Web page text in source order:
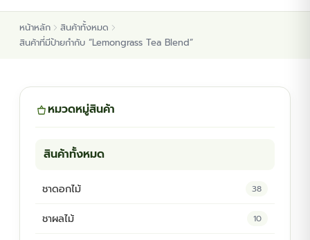
ต้นพันธุ์ไม้ป่า
ไม้ดอกไม้ประดับ
หน้าหลัก
สินค้าทั้งหมด
สินค้าที่มีป้ายกำกับ “Lemongrass Tea Blend”
หมวดหมู่สินค้า
สินค้าทั้งหมด
ชาดอกไม้ 38
ชาผลไม้ 10